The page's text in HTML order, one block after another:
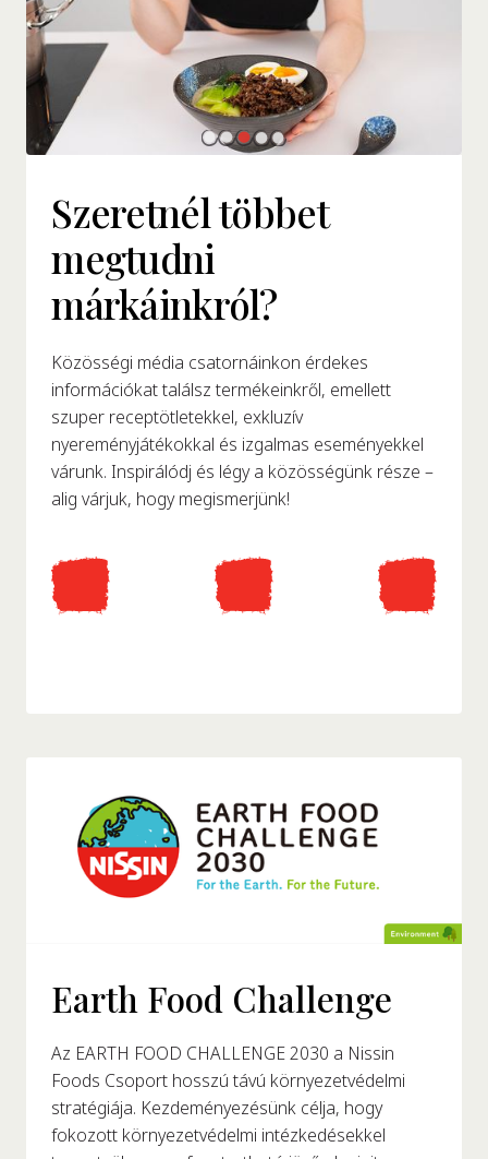
Szeretnél többet
megtudni
márkáinkról?
Közösségi média csatornáinkon érdekes
információkat találsz termékeinkről, emellett
szuper receptötletekkel, exkluzív
nyereményjátékokkal és izgalmas eseményekkel
várunk. Inspirálódj és légy a közösségünk része –
alig várjuk, hogy megismerjünk!
Earth Food Challenge
Az EARTH FOOD CHALLENGE 2030 a Nissin
Foods Csoport hosszú távú környezetvédelmi
stratégiája. Kezdeményezésünk célja, hogy
fokozott környezetvédelmi intézkedésekkel